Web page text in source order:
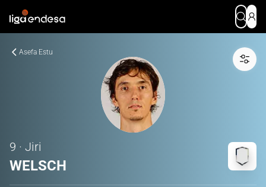
Asefa Estu
9 · Jiri
WELSCH